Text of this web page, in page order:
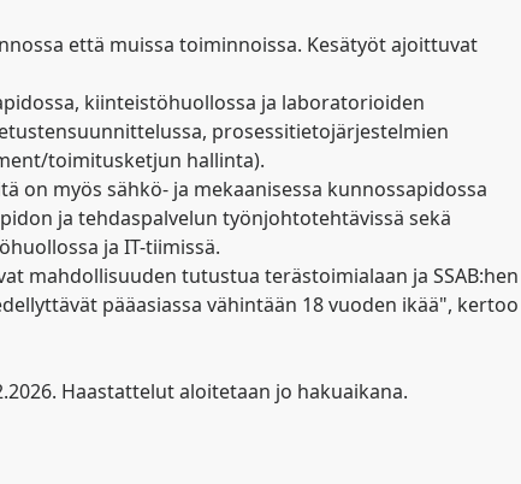
että muissa toiminnoissa. Kesätyöt ajoittuvat
kiinteistöhuollossa ja laboratorioiden
prosessitietojärjestelmien
toimitusketjun hallinta).
on myös sähkö- ja mekaanisessa kunnossapidossa
ja tehdaspalvelun työnjohtotehtävissä sekä
ja IT-tiimissä.
mahdollisuuden tutustua terästoimialaan ja SSAB:hen
pääasiassa vähintään 18 vuoden ikää", kertoo
Haastattelut aloitetaan jo hakuaikana.